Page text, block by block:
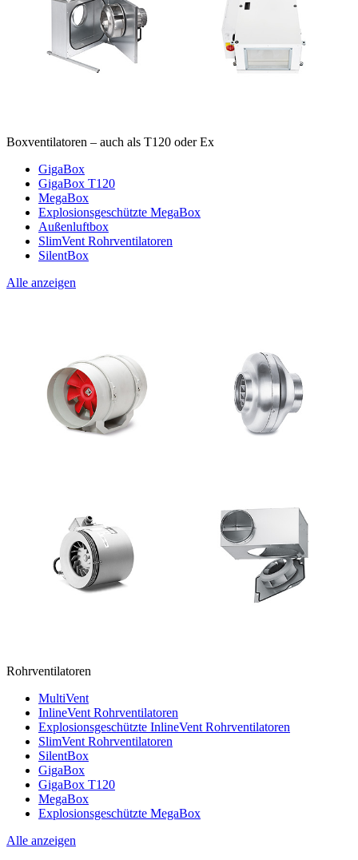
Boxventilatoren – auch als T120 oder Ex
GigaBox
GigaBox T120
MegaBox
Explosionsgeschützte MegaBox
Außenluftbox
SlimVent Rohrventilatoren
SilentBox
Alle anzeigen
Rohrventilatoren
MultiVent
InlineVent Rohrventilatoren
Explosionsgeschützte InlineVent Rohrventilatoren
SlimVent Rohrventilatoren
SilentBox
GigaBox
GigaBox T120
MegaBox
Explosionsgeschützte MegaBox
Alle anzeigen